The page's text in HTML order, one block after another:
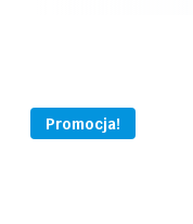
Promocja!